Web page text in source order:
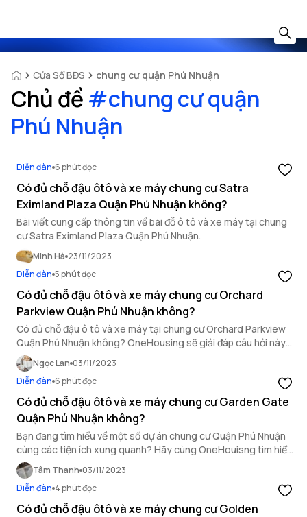
Cửa Sổ BĐS chung cư quận Phú Nhuận
Chủ đề #chung cư quận
Phú Nhuận
Diễn đàn 6 phút đọc
Có đủ chỗ đậu ôtô và xe máy chung cư Satra
Eximland Plaza Quận Phú Nhuận không?
Bài viết cung cấp thông tin về bãi đỗ ô tô và xe máy tại chung
cư Satra Eximland Plaza Quận Phú Nhuận.
Minh Hà 23/11/2023
Diễn đàn 5 phút đọc
Có đủ chỗ đậu ôtô và xe máy chung cư Orchard
Parkview Quận Phú Nhuận không?
Có đủ chỗ đậu ô tô và xe máy tại chung cư Orchard Parkview
Quận Phú Nhuận không? OneHousing sẽ giải đáp câu hỏi này
trong bài viết sau.
Ngọc Lan 03/11/2023
Diễn đàn 6 phút đọc
Có đủ chỗ đậu ôtô và xe máy chung cư Garden Gate
Quận Phú Nhuận không?
Bạn đang tìm hiểu về một số dự án chung cư Quận Phú Nhuận
cùng các tiện ích xung quanh? Hãy cùng OneHouisng tìm hiểu
về chỗ đậu ô tô và xe máy tại chung cư Garden Gate Quận Phú
Nhuận qua bài viết dưới đây.
Tâm Thanh 03/11/2023
Diễn đàn 4 phút đọc
Có đủ chỗ đậu ôtô và xe máy chung cư Golden